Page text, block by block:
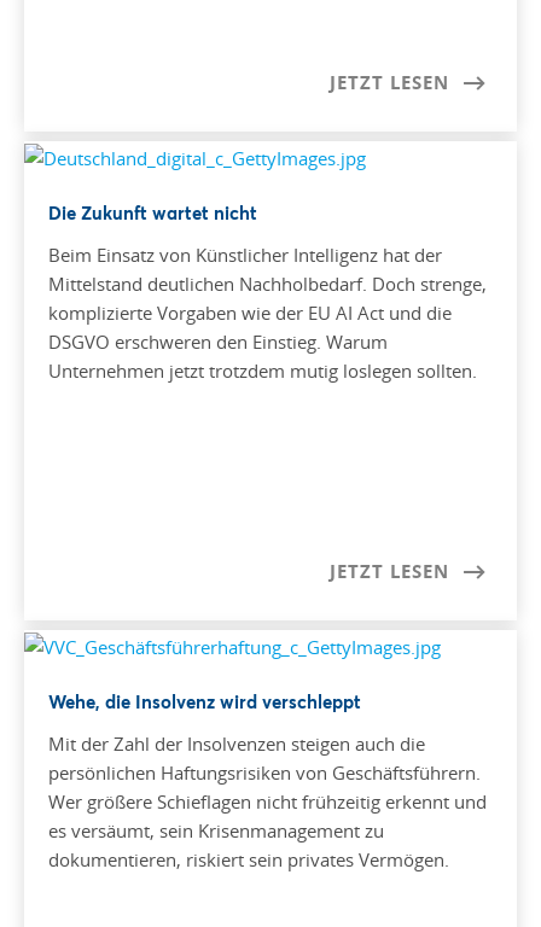
JETZT LESEN
Die Zukunft wartet nicht
Beim Einsatz von Künstlicher Intelligenz hat der
Mittelstand deutlichen Nachholbedarf. Doch strenge,
komplizierte Vorgaben wie der EU AI Act und die
DSGVO erschweren den Einstieg. Warum
Unternehmen jetzt trotzdem mutig loslegen sollten.
JETZT LESEN
Wehe, die Insolvenz wird verschleppt
Mit der Zahl der Insolvenzen steigen auch die
persönlichen Haftungsrisiken von Geschäftsführern.
Wer größere Schieflagen nicht frühzeitig erkennt und
es versäumt, sein Krisenmanagement zu
dokumentieren, riskiert sein privates Vermögen.